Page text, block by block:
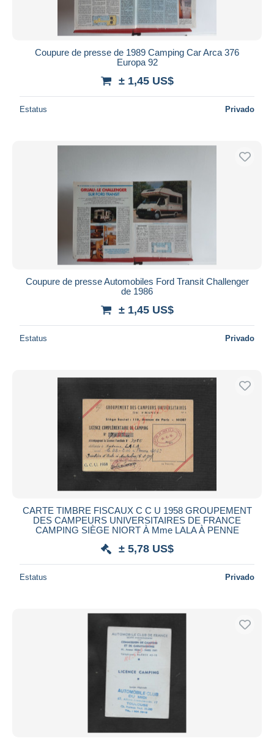
Coupure de presse de 1989 Camping Car Arca 376
Europa 92
± 1,45 US$
Estatus Privado
Coupure de presse Automobiles Ford Transit Challenger
de 1986
± 1,45 US$
Estatus Privado
CARTE TIMBRE FISCAUX C C U 1958 GROUPEMENT
DES CAMPEURS UNIVERSITAIRES DE FRANCE
CAMPING SIÈGE NIORT À Mme LALA À PENNE
± 5,78 US$
Estatus Privado